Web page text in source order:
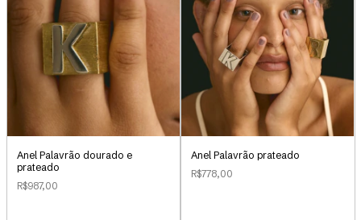
Anel Palavrão dourado e
prateado
R$987,00
Anel Palavrão prateado
R$778,00